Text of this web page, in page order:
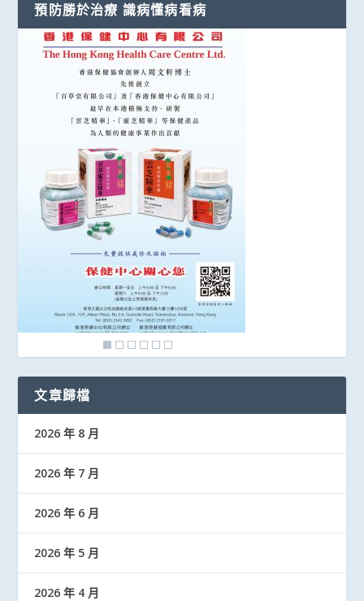
預防勝於治療 識病懂病看病
文章歸檔
2026 年 8 月
2026 年 7 月
2026 年 6 月
2026 年 5 月
2026 年 4 月